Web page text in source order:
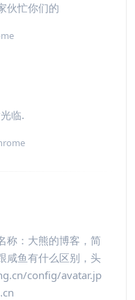
伙忙你们的
临.
称：大熊的博客，简
咸鱼有什么区别，头
config/avatar.jp